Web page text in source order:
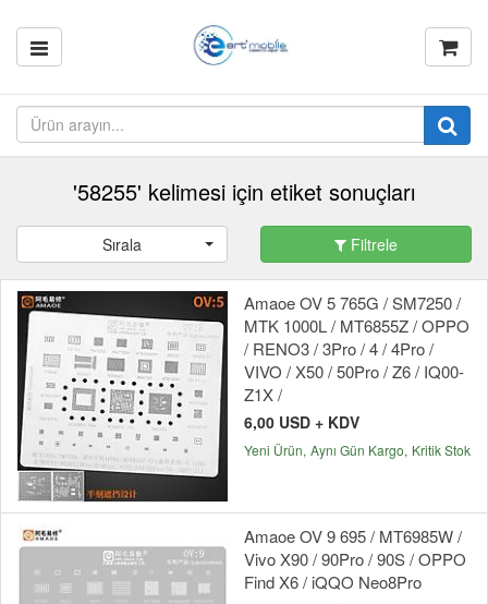
'58255' kelimesi için etiket sonuçları
Sırala Filtrele
Amaoe OV 5 765G / SM7250 /
MTK 1000L / MT6855Z / OPPO
/ RENO3 / 3Pro / 4 / 4Pro /
VIVO / X50 / 50Pro / Z6 / IQ00-
Z1X /
6,00 USD + KDV
Yeni Ürün Aynı Gün Kargo Kritik Stok
Amaoe OV 9 695 / MT6985W /
Vivo X90 / 90Pro / 90S / OPPO
Find X6 / iQQO Neo8Pro